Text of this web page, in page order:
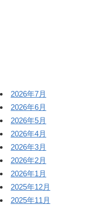
2026年7月
2026年6月
2026年5月
2026年4月
2026年3月
2026年2月
2026年1月
2025年12月
2025年11月